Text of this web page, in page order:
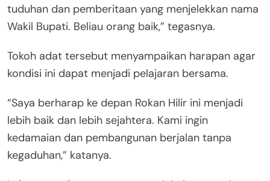
tuduhan dan pemberitaan yang menjelekkan nama
Wakil Bupati. Beliau orang baik,” tegasnya.
Tokoh adat tersebut menyampaikan harapan agar
kondisi ini dapat menjadi pelajaran bersama.
“Saya berharap ke depan Rokan Hilir ini menjadi
lebih baik dan lebih sejahtera. Kami ingin
kedamaian dan pembangunan berjalan tanpa
kegaduhan,” katanya.